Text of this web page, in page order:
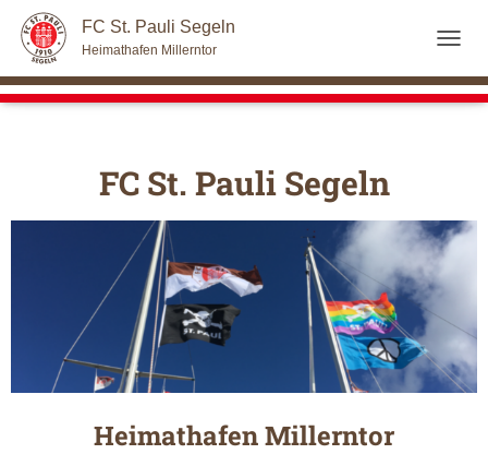
FC St. Pauli Segeln
Heimathafen Millerntor
FC St. Pauli Segeln
Heimathafen Millerntor